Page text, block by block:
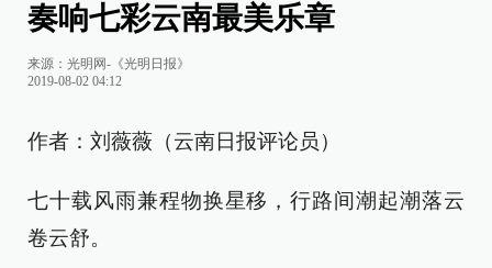
奏响七彩云南最美乐章
来源： 光明网-《光明日报》
2019-08-02 04:12
作者：刘薇薇（云南日报评论员）
七十载风雨兼程物换星移，行路间潮起潮落云
卷云舒。